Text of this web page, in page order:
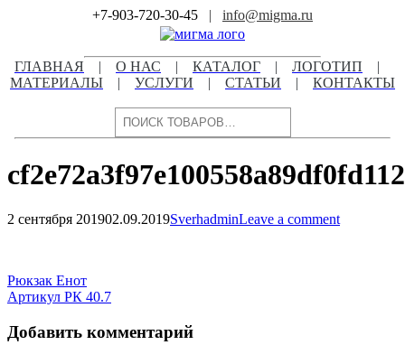
+7-903-720-30-45 | info@migma.ru
ГЛАВНАЯ | О НАС | КАТАЛОГ | ЛОГОТИП
|
МАТЕРИАЛЫ
| УСЛУГИ | СТАТЬИ | КОНТАКТЫ
Поиск
2 сентября 201902.09.2019SverhadminLeave a comment
записям
Навигация
по
записям
Рюкзак Енот
Артикул РК 40.7
Добавить комментарий